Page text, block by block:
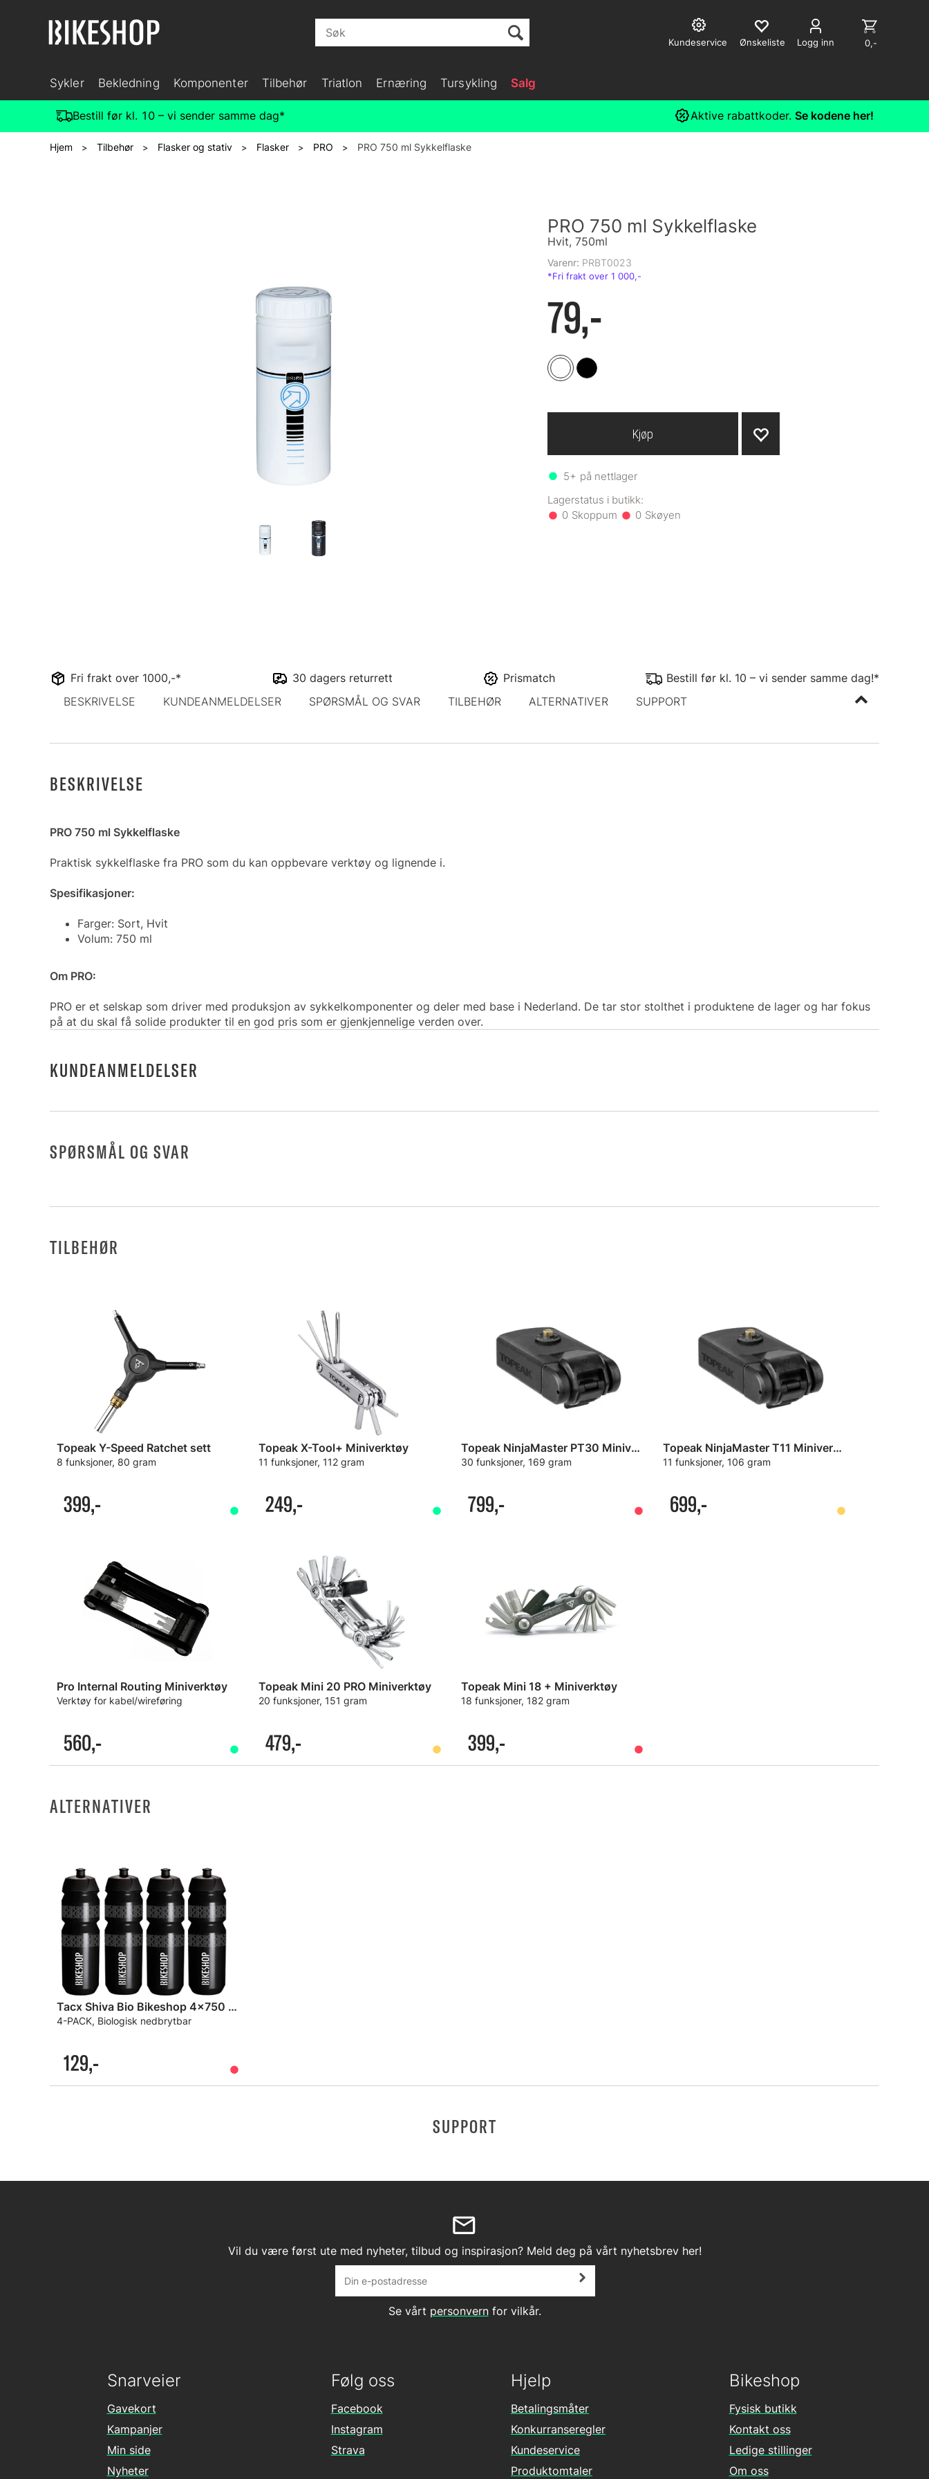
Logg inn
Kundeservice 0,-
Sykler Bekledning Komponenter Tilbehør Triatlon Ernæring Tursykling Salg
Bestill før kl. 10 – vi sender samme dag* Aktive rabattkoder. Se kodene her!
Hjem > Tilbehør > Flasker og stativ > Flasker > PRO > PRO 750 ml Sykkelflaske
PRO 750 ml Sykkelflaske
Hvit, 750ml
Varenr: PRBT0023
79,-
5+ på nettlager
0 0
Kjøp
Fri frakt over 1000,-* 30 dagers returrett Prismatch
Bestill før kl. 10 – vi sender samme dag!*
BESKRIVELSE
KUNDEANMELDELSER SPØRSMÅL OG SVAR TILBEHØR ALTERNATIVER SUPPORT
BESKRIVELSE
PRO 750 ml Sykkelflaske
Praktisk sykkelflaske fra PRO som du kan oppbevare verktøy og lignende i.
Spesifikasjoner:
Farger: Sort, Hvit
Volum: 750 ml
Om PRO:
PRO er et selskap som driver med produksjon av sykkelkomponenter og deler med base i Nederland. De tar stor stolthet i produktene de lager og har fokus
på at du skal få solide produkter til en god pris som er gjenkjennelige verden over.
KUNDEANMELDELSER
SPØRSMÅL OG SVAR
TILBEHØR
Topeak Y-Speed Ratchet sett
8 funksjoner, 80 gram
399,-
Topeak X-Tool+ Miniverktøy
11 funksjoner, 112 gram
249,-
Topeak NinjaMaster PT30 Miniverktøy
30 funksjoner, 169 gram
799,-
Topeak NinjaMaster T11 Miniverktøy
11 funksjoner, 106 gram
699,-
Pro Internal Routing Miniverktøy
Verktøy for kabel/wireføring
560,-
Topeak Mini 20 PRO Miniverktøy
20 funksjoner, 151 gram
479,-
Topeak Mini 18 + Miniverktøy
18 funksjoner, 182 gram
399,-
ALTERNATIVER
Tacx Shiva Bio Bikeshop 4x750 ml Flasker
4-PACK, Biologisk nedbrytbar
129,-
SUPPORT
Vil du være først ute med nyheter, tilbud og inspirasjon? Meld deg på vårt nyhetsbrev her!
Se vårt personvernfor vilkår.
Følg oss
Facebook
Instagram
Strava
Hjelp
Betalingsmåter
Konkurranseregler
Kundeservice
Produktomtaler
Snarveier
Gavekort
Kampanjer
Min side
Nyheter
Bikeshop
Fysisk butikk
Kontakt oss
Ledige stillinger
Om oss